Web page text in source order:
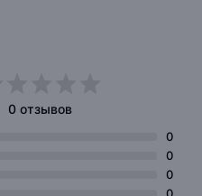
0 отзывов
0
0
0